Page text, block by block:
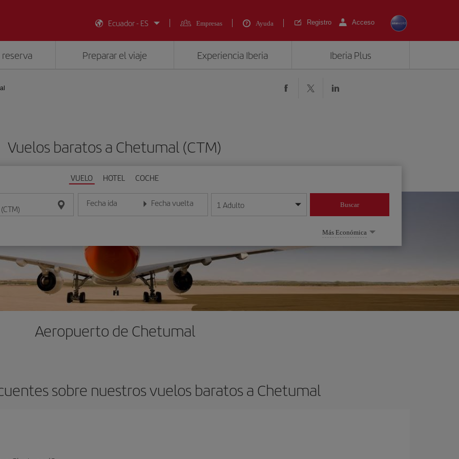
Ecuador - ES Empresas Ayuda Registro Acceso
Preparar el viaje Experiencia Iberia Iberia Plus
Vuelos baratos a Chetumal (CTM)
VUELO HOTEL COCHE
Fecha ida
Introduce la fecha en formato día/mes/año
Fecha vuelta
Introduce la fecha en formato día/mes/año
1 Adulto Buscar
Más Económica
Aeropuerto de Chetumal
sobre nuestros vuelos baratos a Chetumal